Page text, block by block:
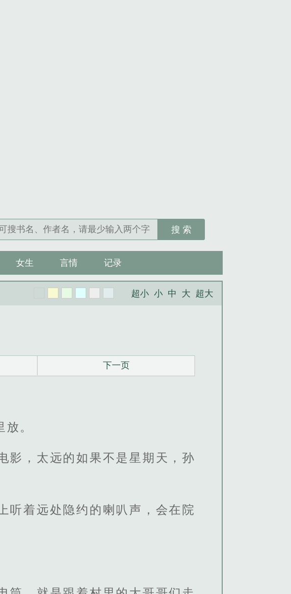
搜 索
女生 言情 记录
超小 小 中 大 超大
下一页
。
影，太远的如果不是星期天，孙
听着远处隐约的喇叭声，会在院